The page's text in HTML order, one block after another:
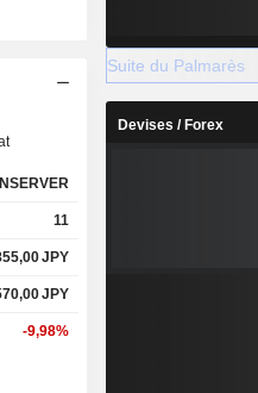
11
JPY
JPY
-9,98%
Suite du Palmarès
Devises / Forex